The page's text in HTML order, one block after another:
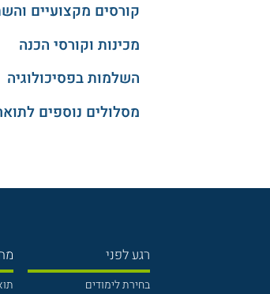
קורסים מקצועיים
מכינות וקורסי הכנה
השלמות בפסיכולוגיה
מסלולים נוספים
רגע לפני
בחירת לימודים